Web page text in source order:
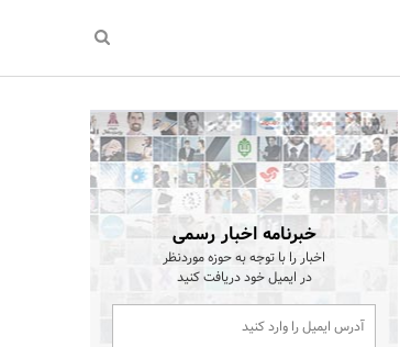
خبرنامه اخبار رسمی
اخبار را با توجه به حوزه موردنظر
در ایمیل خود دریافت کنید